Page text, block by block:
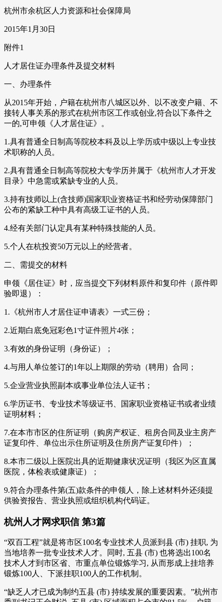
杭州市余杭区人力资源和社会保障局
2015年1月30日
附件1
人才居住证办理条件及提交材料
一、办理条件
从2015年开始，户籍在杭州市八城区以外、以不改变户籍、不
接转人事关系的形式在杭州市区工作或创业,符合以下条件之
一的,可申领《人才居住证》。
1.具有普通全日制高等院校本科及以上学历或中级以上专业技
术职称的人员。
2.具有普通全日制高等院校大专学历并属于《杭州市人才开发
目录》中急需或紧缺专业的人员。
3.持有技师以上(含技师)国家职业资格证书和经劳动保障部门
公布的紧缺工种中具有高级工证书的人员。
4.经有关部门认定具有某种特殊技能的人员。
5.个人在杭投资50万元以上的经营者。
二、需提交的材料
申领《居住证》时，应当提交下列材料原件和复印件（原件即
验即退）：
1.《杭州市人才居住证申请表》一式三份；
2.近期白底免冠彩色1寸证件照片4张；
3.有效的身份证明（身份证）；
4.与用人单位签订的1年以上期限的劳动（聘用）合同；
5.企业营业执照副本或事业单位法人证书；
6.学历证书、专业技术等级证书、国家职业资格证书或者业绩
证明材料；
7.在本市市区的住所证明（购房产权证、租房合同及业主房产
证复印件、单位出示住所证明及住所房产证复印件）；
8.本市二级以上医院出具的近期健康状况证明（我区为区直属
医院，体检表或健康证）；
9.符合办理条件第(五)款条件的申领人，除上述材料外还须提
供验资报告、营业执照或组织机构代码证。
杭州人才网求职信 第3篇
“双百工程”就是将市区100名专业技术人员派到县 (市) 挂职, 为
当地培养一批专业技术人才。同时, 五县 (市) 也将选出100名
技术人才到市区省、市重点单位锻炼学习, 从而形成上挂培养
锻炼100人、下派挂职100人的工作机制。
“缺乏人才已成为制约五县 (市) 持续发展的重要因素。”杭州市